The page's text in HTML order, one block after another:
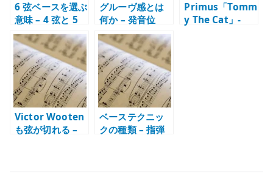
6 弦ベースを選ぶ
意味 – 4 弦と 5
弦との違いと低
B / 高 C の役割
グルーヴ感とは
何か – 発音位
置、音価、アク
セント、反復か
ら考える
Primus「Tomm
y The Cat」-
Victor Wooten
も弦が切れる –
ベーステクニッ
クの種類 – 指弾
ピングの役割